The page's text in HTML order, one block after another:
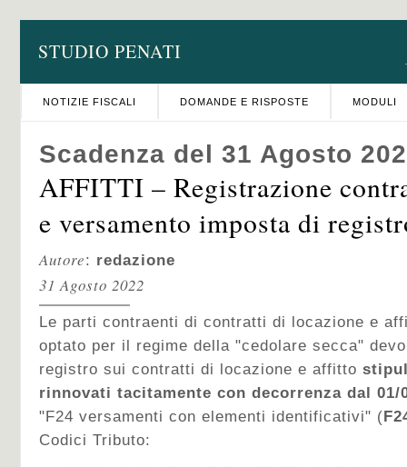
STUDIO PENATI
NOTIZIE FISCALI DOMANDE E RISPOSTE MODULI
Scadenza del 31 Agosto
AFFITTI – Registrazione
e versamento imposta di
Autore: redazione
31 Agosto 2022
Le parti contraenti di contratti di locazione e
optato per il regime della "cedolare secca"
registro sui contratti di locazione e affitto
rinnovati tacitamente con decorrenza dal 01/
"F24 versamenti con elementi identificativi" (
Codici Tributo: